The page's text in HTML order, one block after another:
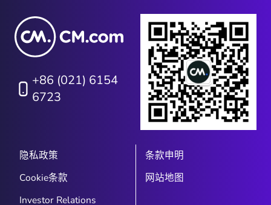
+86 (021) 6154
6723
隐私政策
条款申明
Cookie条款
网站地图
Investor Relations